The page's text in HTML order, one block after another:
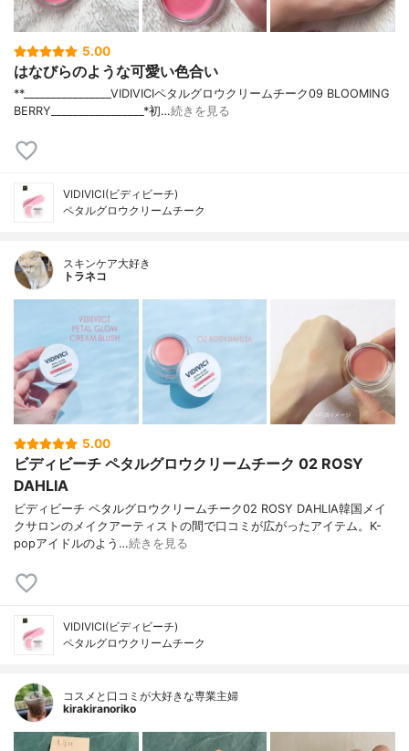
5.00
はなびらのような可愛い色合い
**⁡________________⁡⁡VIDIVICI⁡ペタルグロウクリームチーク09 BLOOMING
BERRY⁡_________________*初…続きを見る
VIDIVICI(ビディビーチ)
ペタルグロウクリームチーク
スキンケア大好き
トラネコ
5.00
ビディビーチ ペタルグロウクリームチーク 02 ROSY
DAHLIA
ビディビーチ ペタルグロウクリームチーク02 ROSY DAHLIA韓国メイ
クサロンのメイクアーティストの間で口コミが広がったアイテム。K-
popアイドルのよう…続きを見る
VIDIVICI(ビディビーチ)
ペタルグロウクリームチーク
コスメと口コミが大好きな専業主婦
kirakiranoriko